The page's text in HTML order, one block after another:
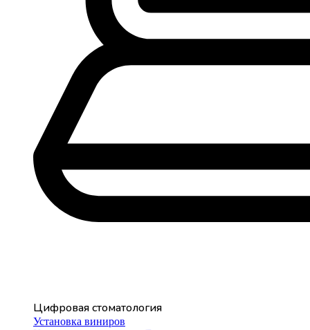
Цифровая стоматология
Установка виниров